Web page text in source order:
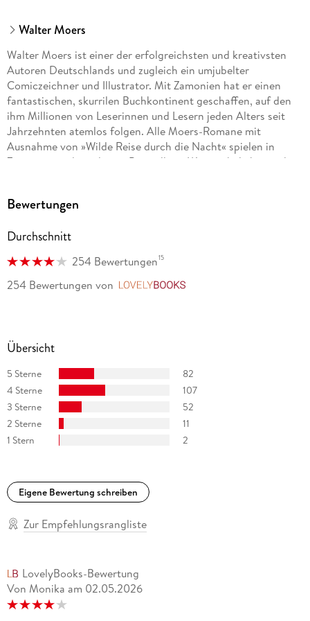
Walter Moers
Walter Moers ist einer der erfolgreichsten und kreativsten
Autoren Deutschlands und zugleich ein umjubelter
Comiczeichner und Illustrator. Mit Zamonien hat er einen
fantastischen, skurrilen Buchkontinent geschaffen, auf den
ihm Millionen von Leserinnen und Lesern jeden Alters seit
Jahrzehnten atemlos folgen. Alle Moers-Romane mit
Ausnahme von »Wilde Reise durch die Nacht« spielen in
Zamonien und wurden zu Bestsellern. Weitere beliebte und
Bewertungen
Durchschnitt
254 Bewertungen15
254 Bewertungen von
Übersicht
5 Sterne
82
4 Sterne
107
3 Sterne
52
2 Sterne
11
1 Stern
2
Eigene Bewertung schreiben
Zur Empfehlungsrangliste
LovelyBooks-Bewertung
Von Monika am 02.05.2026